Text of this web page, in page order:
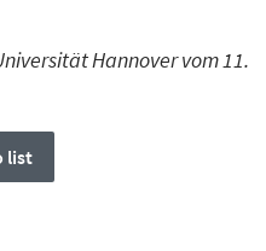
Hannover vom 11.
list